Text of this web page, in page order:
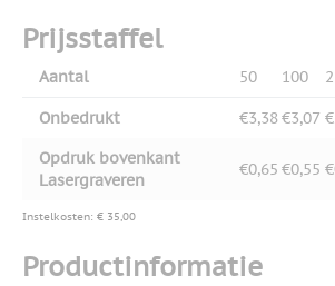
Prijsstaffel
Aantal 50 100
Onbedrukt €3,38 €3,07
Opdruk bovenkant
Lasergraveren
€0,65 €0,55
Instelkosten: € 35,00
Productinformatie